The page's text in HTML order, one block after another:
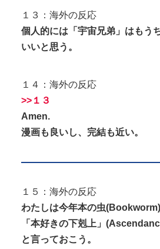
１３：海外の反応
個人的には「宇宙兄弟」はもう
いいと思う。
１４：海外の反応
>>１３
Amen.
漫画も良いし、完結も近い。
１５：海外の反応
わたしは今年本の虫(Bookworm)
「本好きの下剋上」
と言っておこう。